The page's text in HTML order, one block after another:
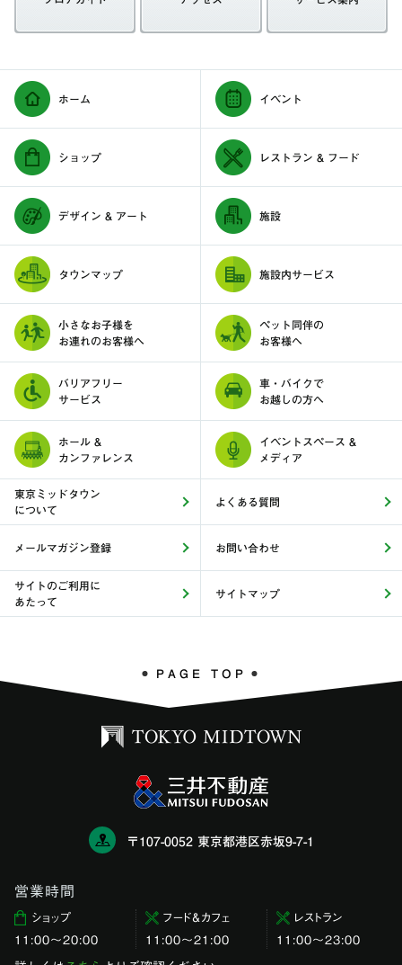
ホーム イベント
ショップ レストラン & フード
デザイン & アート 施設
タウンマップ 施設内サービス
小さなお子様を
お連れのお客様へ
ペット同伴の
お客様へ
バリアフリー
サービス
車・バイクで
お越しの方へ
ホール &
カンファレンス
イベントスペース &
メディア
東京ミッドタウン
について
よくある質問
メールマガジン登録 お問い合わせ
サイトのご利用に
あたって
サイトマップ
PAGE TOP
〒107-0052 東京都港区赤坂9-7-1
営業時間
ショップ
11:00〜20:00
フード＆カフェ
11:00～21:00
レストラン
11:00〜23:00